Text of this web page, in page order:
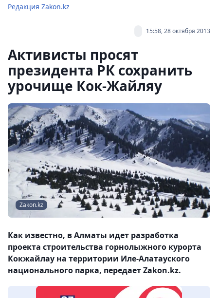
Редакция Zakon.kz
15:58, 28 октября 2013
Активисты просят
президента РК сохранить
урочище Кок-Жайляу
Zakon.kz
Как известно, в Алматы идет разработка
проекта строительства горнолыжного курорта
Кокжайлау на территории Иле-Алатауского
национального парка, передает Zakon.kz.